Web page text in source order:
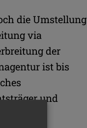
die Umstellung
via
der
ist bis
und